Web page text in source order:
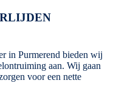
in Purmerend bieden wij
aan. Wij gaan
voor een nette